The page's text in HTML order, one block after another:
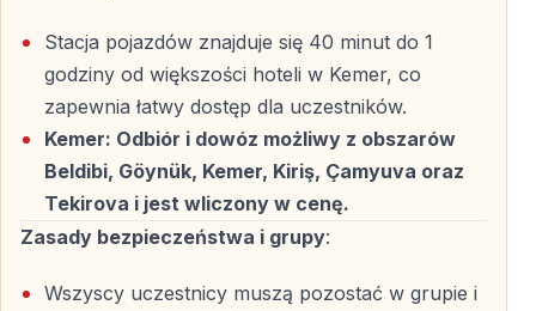
Dołącz do niezapomnianej przygody z Vigo Tours i
odkryj naturalne piękno Turcji w wyjątkowy sposób.
Najczęściej zadawane pytania – FAQ
Czy do jazdy quadem potrzebne jest prawo
jazdy?
Stacja pojazdów znajduje się 40 minut do 1
godziny od większości hoteli w Kemer, co
zapewnia łatwy dostęp dla uczestników.
Kemer: Odbiór i dowóz możliwy z obszarów
Beldibi, Göynük, Kemer, Kiriş, Çamyuva oraz
Tekirova i jest wliczony w cenę.
Zasady bezpieczeństwa i grupy:
Wszyscy uczestnicy muszą pozostać w grupie i